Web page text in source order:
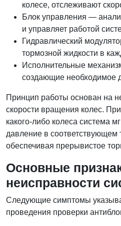
колесе, отслеживают
Блок управления —
и управляет работой
Гидравлический
тормозной жидкости в
Исполнительные
создающие необходимое
Принцип работы основан на
скорости вращения колес.
какого-либо колеса система
давление в соответствующем
обеспечивая прерывистое
Основные
неисправности
Следующие симптомы
проведения проверки